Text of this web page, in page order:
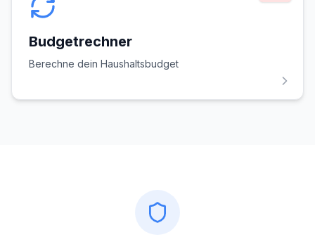
Budgetrechner
Berechne dein Haushaltsbudget